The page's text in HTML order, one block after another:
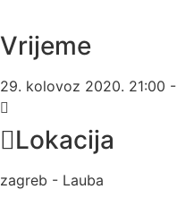
Vrijeme
29. kolovoz 2020. 21:00 -
Lokacija
zagreb - Lauba